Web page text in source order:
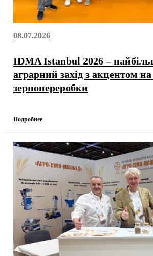
08.07.2026
IDMA Istanbul 2026 –
аграрний захід з акцентом
зернопереробки
Подробнее